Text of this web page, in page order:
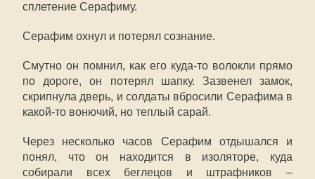
сплетение Серафиму.
Серафим охнул и потерял сознание.
Смутно он помнил, как его куда-то волокли прямо
по дороге, он потерял шапку. Зазвенел замок,
скрипнула дверь, и солдаты вбросили Серафима в
какой-то вонючий, но теплый сарай.
Через несколько часов Серафим отдышался и
понял, что он находится в изоляторе, куда
собирали всех беглецов и штрафников –